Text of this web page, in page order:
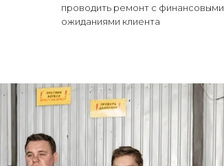
проводить ремонт с финансовыми
ожиданиями клиента